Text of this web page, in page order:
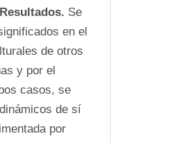
Resultados. Se
en el
de otros
y por el
casos, se
de sí
por